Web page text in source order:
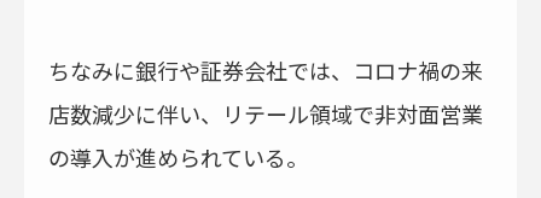
ちなみに銀行や証券会社では、コロナ禍の来
店数減少に伴い、リテール領域で非対面営業
の導入が進められている。